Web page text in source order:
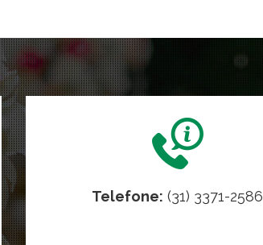
Telefone: (31) 3371-2586